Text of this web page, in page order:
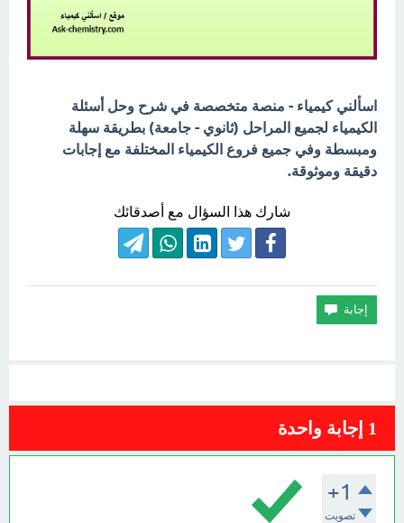
اسألني كيمياء - منصة متخصصة في شرح وحل أسئلة
الكيمياء لجميع المراحل (ثانوي - جامعة) بطريقة سهلة
ومبسطة وفي جميع فروع الكيمياء المختلفة مع إجابات
دقيقة وموثوقة.
شارك هذا السؤال مع أصدقائك
1 إجابة واحدة
+1
تصويت